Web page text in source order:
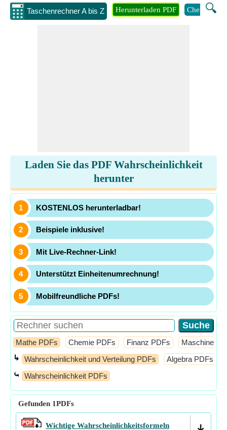
Taschenrechner A bis Z 🔍
Herunterladen PDF Chemie
Laden Sie das PDF Wahrscheinlichkeit
herunter
KOSTENLOS herunterladbar!
Beispiele inklusive!
Mit Live-Rechner-Link!
Unterstützt Einheitenumrechnung!
Mobilfreundliche PDFs!
Mathe PDFs Chemie PDFs Finanz PDFs
↳ Wahrscheinlichkeit und Verteilung PDFs Algebra PDFs
⤿ Wahrscheinlichkeit PDFs
Gefunden 1PDFs
Wichtige Wahrscheinlichkeitsformeln